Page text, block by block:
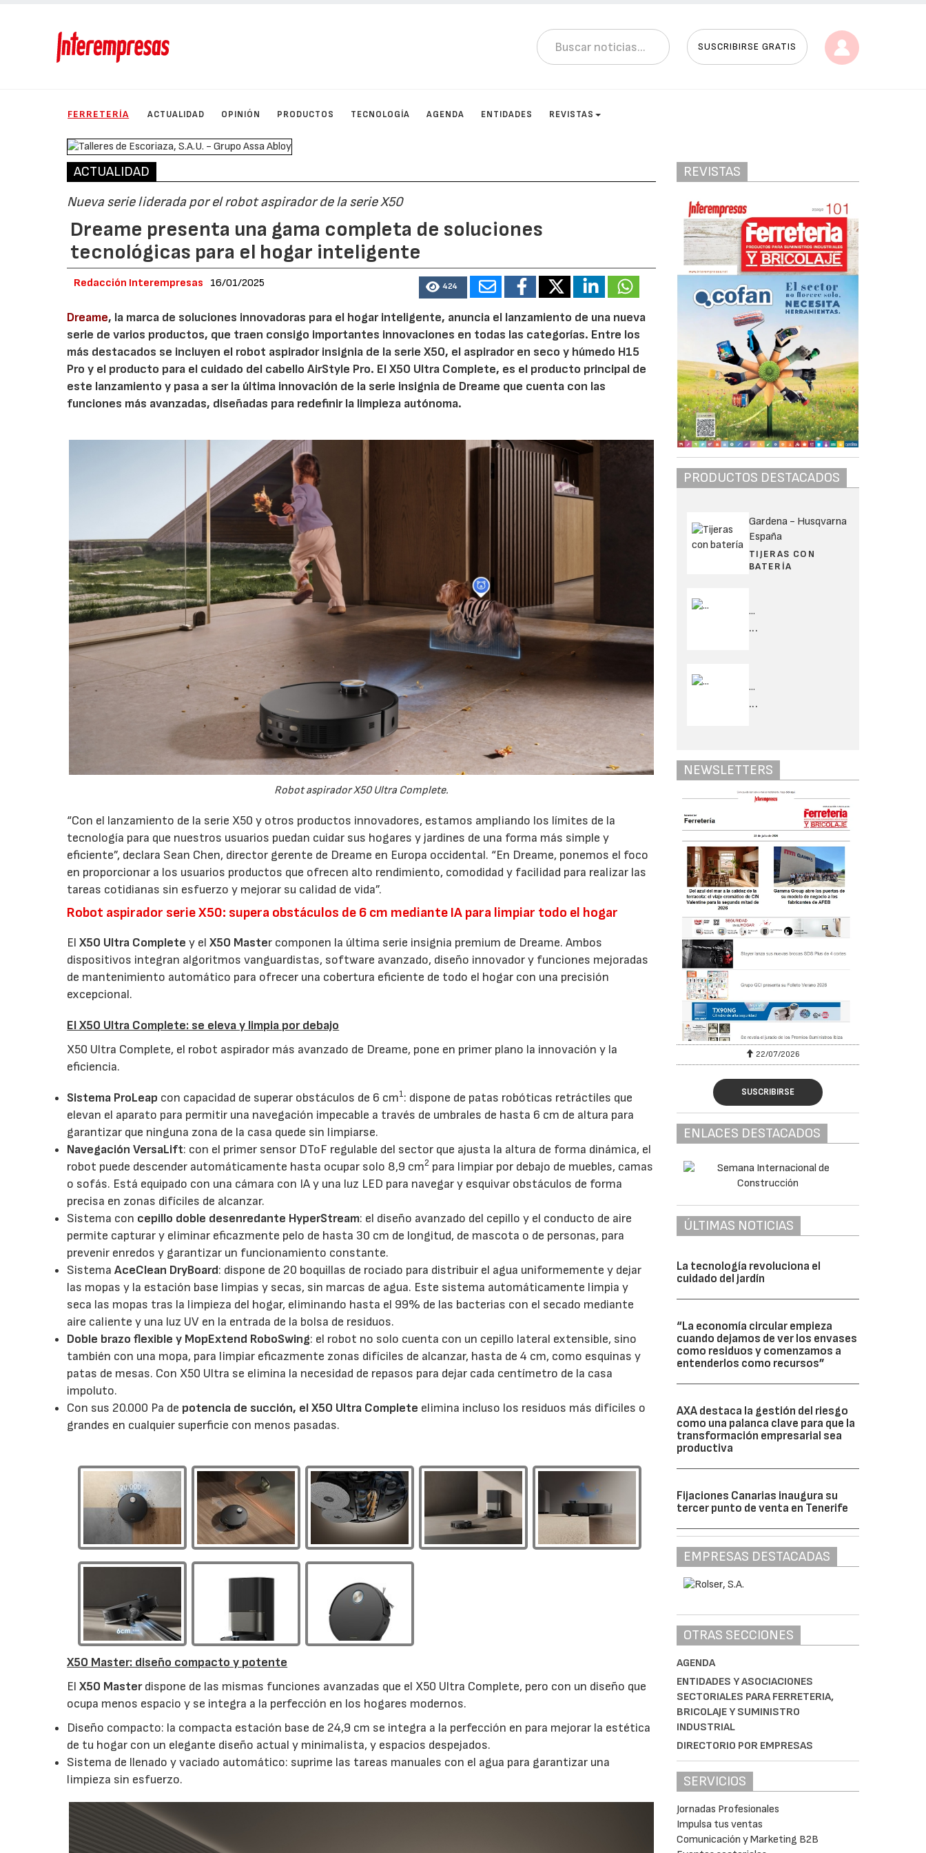
SUSCRIBIRSE GRATIS
FERRETERÍA ACTUALIDAD OPINIÓN PRODUCTOS TECNOLOGÍA AGENDA ENTIDADES REVISTAS
ACTUALIDAD
Nueva serie liderada por el robot aspirador de la serie X50
Dreame presenta una gama completa de soluciones
tecnológicas para el hogar inteligente
Redacción Interempresas 16/01/2025 424
Dreame, la marca de soluciones innovadoras para el hogar inteligente, anuncia el lanzamiento de una nueva
serie de varios productos, que traen consigo importantes innovaciones en todas las categorías. Entre los
más destacados se incluyen el robot aspirador insignia de la serie X50, el aspirador en seco y húmedo H15
Pro y el producto para el cuidado del cabello AirStyle Pro. El X50 Ultra Complete, es el producto principal de
este lanzamiento y pasa a ser la última innovación de la serie insignia de Dreame que cuenta con las
funciones más avanzadas, diseñadas para redefinir la limpieza autónoma.
Robot aspirador X50 Ultra Complete.
“Con el lanzamiento de la serie X50 y otros productos innovadores, estamos ampliando los límites de la
tecnología para que nuestros usuarios puedan cuidar sus hogares y jardines de una forma más simple y
eficiente”, declara Sean Chen, director gerente de Dreame en Europa occidental. “En Dreame, ponemos el foco
en proporcionar a los usuarios productos que ofrecen alto rendimiento, comodidad y facilidad para realizar las
tareas cotidianas sin esfuerzo y mejorar su calidad de vida”.
Robot aspirador serie X50: supera obstáculos de 6 cm mediante IA para limpiar todo el hogar
ElX50 Ultra Complete y elX50 Master componen la última serie insignia premium de Dreame. Ambos
dispositivos integran algoritmos vanguardistas, software avanzado, diseño innovador y funciones mejoradas
de mantenimiento automático para ofrecer una cobertura eficiente de todo el hogar con una precisión
excepcional.
El X50 Ultra Complete: se eleva y limpia por debajo
X50 Ultra Complete, el robot aspirador más avanzado de Dreame, pone en primer plano la innovación y la
eficiencia.
Sistema ProLeap con capacidad de superar obstáculos de 6 cm1: dispone de patas robóticas retráctiles que
elevan el aparato para permitir una navegación impecable a través de umbrales de hasta 6 cm de altura para
garantizar que ninguna zona de la casa quede sin limpiarse.
Navegación VersaLift: con el primer sensor DToF regulable del sector que ajusta la altura de forma dinámica, el
robot puede descender automáticamente hasta ocupar solo 8,9 cm2 para limpiar por debajo de muebles, camas
o sofás. Está equipado con una cámara con IA y una luz LED para navegar y esquivar obstáculos de forma
precisa en zonas difíciles de alcanzar.
Sistema con cepillo doble desenredante HyperStream: el diseño avanzado del cepillo y el conducto de aire
permite capturar y eliminar eficazmente pelo de hasta 30 cm de longitud, de mascota o de personas, para
prevenir enredos y garantizar un funcionamiento constante.
SistemaAceClean DryBoard: dispone de 20 boquillas de rociado para distribuir el agua uniformemente y dejar
las mopas y la estación base limpias y secas, sin marcas de agua. Este sistema automáticamente limpia y
seca las mopas tras la limpieza del hogar, eliminando hasta el 99% de las bacterias con el secado mediante
aire caliente y una luz UV en la entrada de la bolsa de residuos.
Doble brazo flexible y MopExtend RoboSwing: el robot no solo cuenta con un cepillo lateral extensible, sino
también con una mopa, para limpiar eficazmente zonas difíciles de alcanzar, hasta de 4 cm, como esquinas y
patas de mesas. Con X50 Ultra se elimina la necesidad de repasos para dejar cada centímetro de la casa
impoluto.
Con sus 20.000 Pa de potencia de succión, el X50 Ultra Complete elimina incluso los residuos más difíciles o
grandes en cualquier superficie con menos pasadas.
X50 Master: diseño compacto y potente
ElX50 Masterdispone de las mismas funciones avanzadas que el X50 Ultra Complete, pero con un diseño que
ocupa menos espacio y se integra a la perfección en los hogares modernos.
Diseño compacto: la compacta estación base de 24,9 cm se integra a la perfección en para mejorar la estética
de tu hogar con un elegante diseño actual y minimalista, y espacios despejados.
Sistema de llenado y vaciado automático: suprime las tareas manuales con el agua para garantizar una
limpieza sin esfuerzo.
REVISTAS
PRODUCTOS DESTACADOS
Gardena - Husqvarna
España
TIJERAS CON
BATERÍA
...
...
...
...
NEWSLETTERS
22/07/2026 29/07/2026 22/07/2026
SUSCRIBIRSE
ENLACES DESTACADOS
ÚLTIMAS NOTICIAS
La tecnología revoluciona el
cuidado del jardín
“La economía circular empieza
cuando dejamos de ver los envases
como residuos y comenzamos a
entenderlos como recursos”
AXA destaca la gestión del riesgo
como una palanca clave para que la
transformación empresarial sea
productiva
Fijaciones Canarias inaugura su
tercer punto de venta en Tenerife
EMPRESAS DESTACADAS
OTRAS SECCIONES
AGENDA
ENTIDADES Y ASOCIACIONES
SECTORIALES PARA FERRETERIA,
BRICOLAJE Y SUMINISTRO
INDUSTRIAL
DIRECTORIO POR EMPRESAS
SERVICIOS
Jornadas Profesionales
Impulsa tus ventas
Comunicación y Marketing B2B